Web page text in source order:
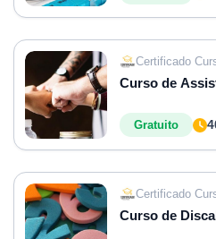
Certificado
Curso de
Gratuito
Certificado
Curso de